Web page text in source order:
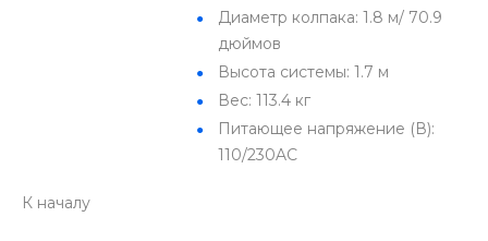
Диаметр колпака: 1.8 м/ 70.9
дюймов
Высота системы: 1.7 м
Вес: 113.4 кг
Питающее напряжение (В):
110/230AC
К началу